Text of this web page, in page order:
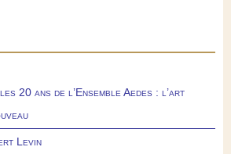
20 ans de l’Ensemble Aedes : l’art
Levin